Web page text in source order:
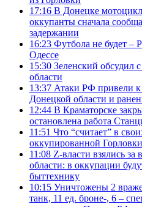
17:16 В Донецке
оккупанты сначала
задержании
16:23 Футбола не будет –
Одессе
15:30 Зеленский обсудил
области
13:37 Атаки РФ привели
Донецкой области и
12:44 В Краматорске
остановлена работа
11:51 Что “считает” в
оккупированной
11:08 Z-власти взялись
области: в оккупации
быттехнику
10:15 Уничтожены 2
танк, 11 ед. броне-, 6 –